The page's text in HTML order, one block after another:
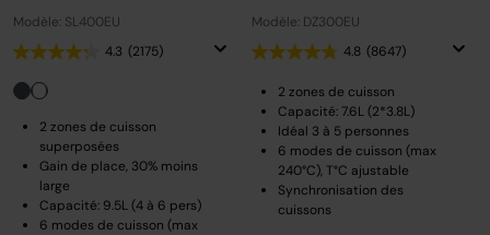
Modèle: SL400EU
4.3 (2175)
2 zones de cuisson
superposées
Gain de place, 30% moins
large
Capacité: 9.5L (4 à 6 pers)
6 modes de cuisson (max
Modèle: DZ300EU
4.8 (8647)
2 zones de cuisson
Capacité: 7.6L (2*3.8L)
Idéal 3 à 5 personnes
6 modes de cuisson (max
240°C), T°C ajustable
Synchronisation des
cuissons